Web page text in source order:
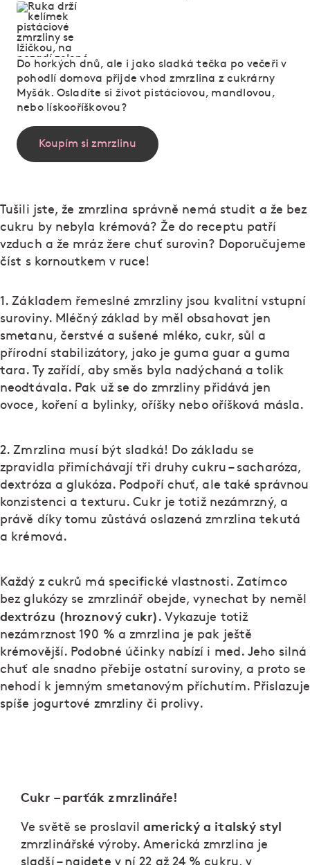
Do horkých dnů, ale i jako sladká tečka po večeři v
pohodlí domova přijde vhod zmrzlina z cukrárny
Myšák. Osladíte si život pistáciovou, mandlovou,
nebo lískooříškovou?
Koupím si zmrzlinu
Tušili jste, že zmrzlina správně nemá studit a že bez
cukru by nebyla krémová? Že do receptu patří
vzduch a že mráz žere chuť surovin? Doporučujeme
číst s kornoutkem v ruce!
1. Základem řemeslné zmrzliny jsou kvalitní vstupní
suroviny. Mléčný základ by měl obsahovat jen
smetanu, čerstvé a sušené mléko, cukr, sůl a
přírodní stabilizátory, jako je guma guar a guma
tara. Ty zařídí, aby směs byla nadýchaná a tolik
neodtávala. Pak už se do zmrzliny přidává jen
ovoce, koření a bylinky, oříšky nebo oříšková másla.
2. Zmrzlina musí být sladká! Do základu se
zpravidla přimíchávají tři druhy cukru – sacharóza,
dextróza a glukóza. Podpoří chuť, ale také správnou
konzistenci a texturu. Cukr je totiž nezámrzný, a
právě díky tomu zůstává oslazená zmrzlina tekutá
a krémová.
Každý z cukrů má specifické vlastnosti. Zatímco
bez glukózy se zmrzlinář obejde, vynechat by neměl
dextrózu (hroznový cukr) . Vykazuje totiž
nezámrznost 190 % a zmrzlina je pak ještě
krémovější. Podobné účinky nabízí i med. Jeho silná
chuť ale snadno přebije ostatní suroviny, a proto se
nehodí k jemným smetanovým příchutím. Přislazuje
spíše jogurtové zmrzliny či prolivy.
Cukr – parťák zmrzlináře!
Ve světě se proslavilamerický a italský styl
zmrzlinářské výroby. Americká zmrzlina je
sladší – najdete v ní 22 až 24 % cukru, v